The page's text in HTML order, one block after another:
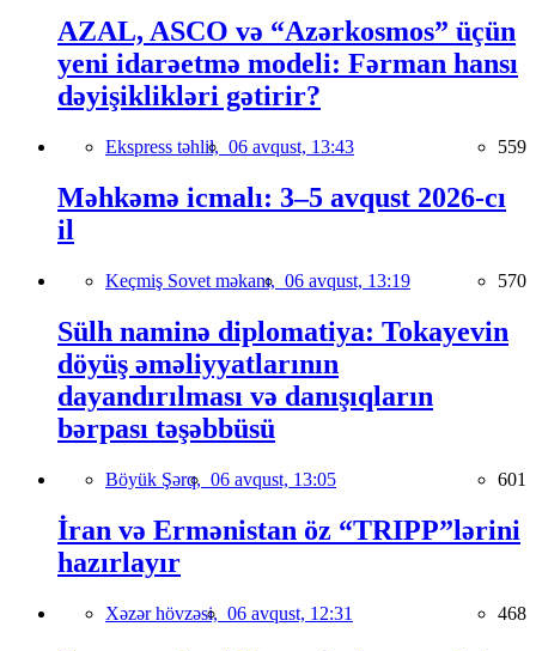
AZAL, ASCO və “Azərkosmos” üçün
yeni idarəetmə modeli: Fərman hansı
dəyişiklikləri gətirir?
Ekspress təhlil, 06 avqust, 13:43 559
Məhkəmə icmalı: 3–5 avqust 2026-cı
il
Keçmiş Sovet məkanı, 06 avqust, 13:19 570
Sülh naminə diplomatiya: Tokayevin
döyüş əməliyyatlarının
dayandırılması və danışıqların
bərpası təşəbbüsü
Böyük Şərq, 06 avqust, 13:05 601
İran və Ermənistan öz “TRIPP”lərini
hazırlayır
Xəzər hövzəsi, 06 avqust, 12:31 468